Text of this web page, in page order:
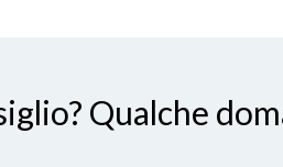
Qualche